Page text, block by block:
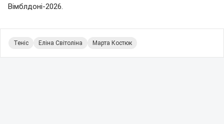
Вімблдоні-2026.
Теніс Еліна Світоліна Марта Костюк